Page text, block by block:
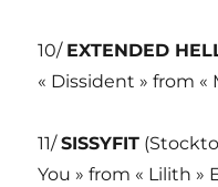
10/ EXTENDED
« Dissident » from «
11/SISSYFIT
You » from « Lilith »